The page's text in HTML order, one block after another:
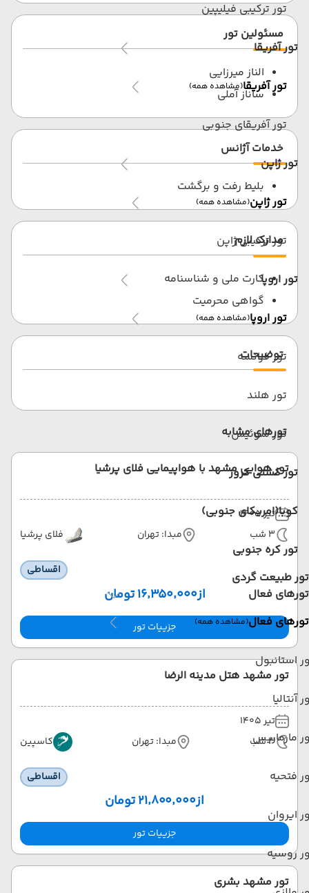
تور ترکیبی فیلیپین
تور آفریقا
تور آفریقا(مشاهده همه)
تور آفریقای جنوبی
تور ژاپن
تور ژاپن(مشاهده همه)
تور ترکیبی ژاپن
تور اروپا
تور اروپا(مشاهده همه)
تور فرانسه
تور هلند
تور سوئیس
تور کشتی کروز
کوبا(امریکای جنوبی)
تور کره جنوبی
تور طبیعت گردی
تورهای فعال
تورهای فعال(مشاهده همه)
استانبول
آنتالیا
مارماریس
فتحیه
ایروان
روسیه
مسئولین تور
الناز میرزایی
ساناز آملی
خدمات آژانس
بلیط رفت و برگشت
مدارک لازم
کارت ملی و شناسنامه
گواهی محرمیت
توضیحات
تورهای مشابه
تور هوایی مشهد با هواپیمایی فلای پرشیا
تیر 1405
3 شب
مبدا: تهران فلای پرشیا
اقساطی
از۱۶٬۳۵۰٬۰۰۰ تومان
جزییات تور
تور مشهد هتل مدینه الرضا
تیر 1405
3 شب
مبدا: تهران کاسپین
اقساطی
از۲۱٬۸۰۰٬۰۰۰ تومان
جزییات تور
تور مشهد بشری